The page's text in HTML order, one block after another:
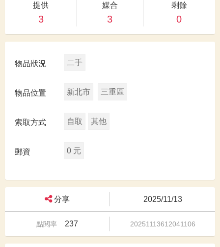
提供
3
媒合
3
剩餘
0
物品狀況 二手
物品位置 新北市 三重區
索取方式 自取 其他
郵資 0 元
分享 2025/11/13
點閱率 237 20251113612041106